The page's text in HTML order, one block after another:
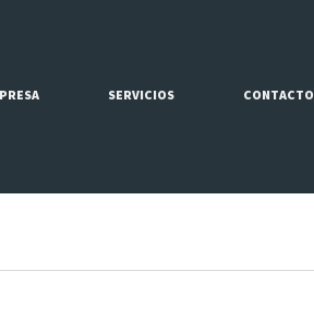
SERVICIOS CONTACTO